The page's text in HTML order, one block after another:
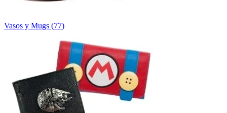
Vasos y Mugs (77)